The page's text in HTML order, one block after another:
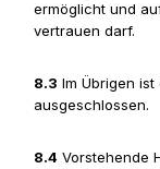
ermöglicht und
vertrauen darf.
8.3 Im Übrigen
ausgeschlossen.
8.4 Vorstehende